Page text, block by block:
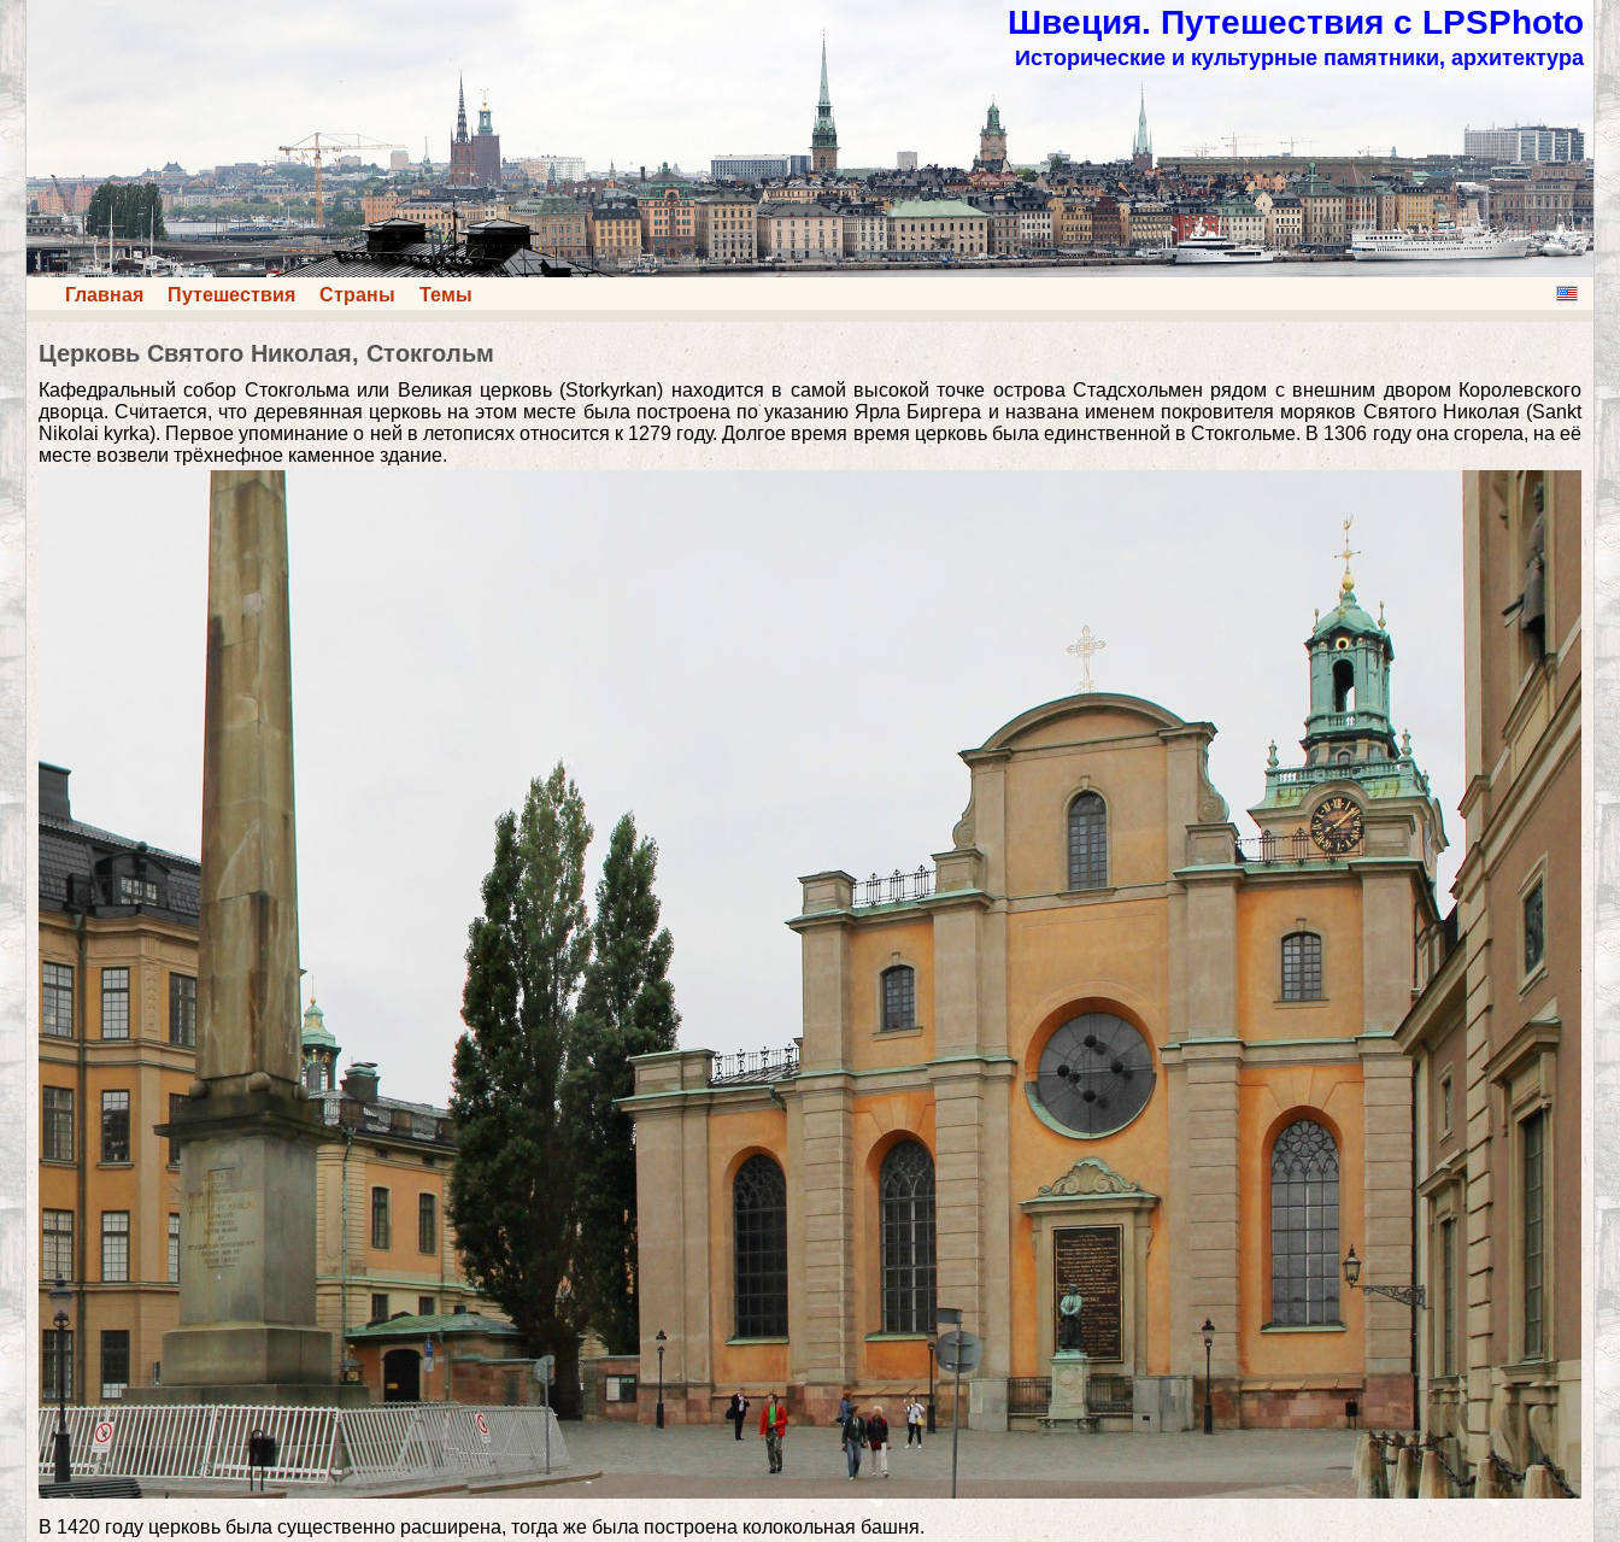
Швеция. Путешествия с LPSPhoto
Исторические и культурные памятники, архитектура
Главная Путешествия Страны Темы
Церковь Святого Николая, Стокгольм
Кафедральный собор Стокгольма или Великая церковь (Storkyrkan) находится в самой высокой точке острова Стадсхольмен рядом с внешним двором Королевского
дворца. Считается, что деревянная церковь на этом месте была построена по указанию Ярла Биргера и названа именем покровителя моряков Святого Николая (Sankt
Nikolai kyrka). Первое упоминание о ней в летописях относится к 1279 году. Долгое время время церковь была единственной в Стокгольме. В 1306 году она сгорела, на её
месте возвели трёхнефное каменное здание.
В 1420 году церковь была существенно расширена, тогда же была построена колокольная башня.